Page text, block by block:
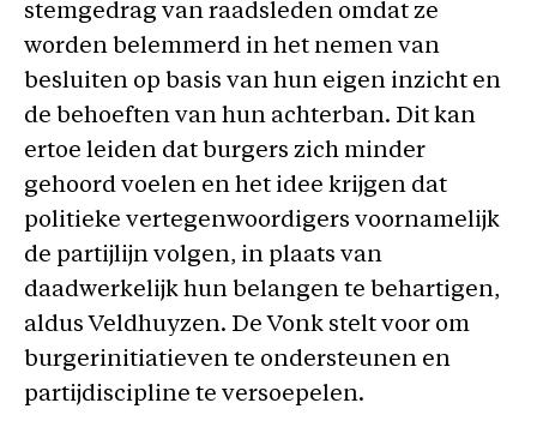
stemgedrag van raadsleden omdat ze
worden belemmerd in het nemen van
besluiten op basis van hun eigen inzicht en
de behoeften van hun achterban. Dit kan
ertoe leiden dat burgers zich minder
gehoord voelen en het idee krijgen dat
politieke vertegenwoordigers voornamelijk
de partijlijn volgen, in plaats van
daadwerkelijk hun belangen te behartigen,
aldus Veldhuyzen. De Vonk stelt voor om
burgerinitiatieven te ondersteunen en
partijdiscipline te versoepelen.